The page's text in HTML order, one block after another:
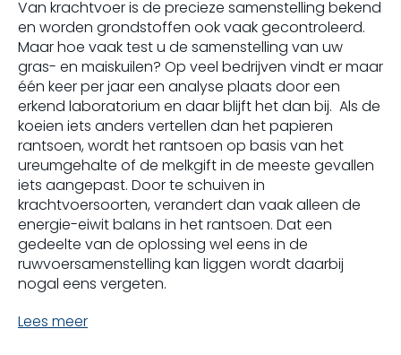
Van krachtvoer is de precieze samenstelling bekend
en worden grondstoffen ook vaak gecontroleerd.
Maar hoe vaak test u de samenstelling van uw
gras- en maiskuilen? Op veel bedrijven vindt er maar
één keer per jaar een analyse plaats door een
erkend laboratorium en daar blijft het dan bij. Als de
koeien iets anders vertellen dan het papieren
rantsoen, wordt het rantsoen op basis van het
ureumgehalte of de melkgift in de meeste gevallen
iets aangepast. Door te schuiven in
krachtvoersoorten, verandert dan vaak alleen de
energie-eiwit balans in het rantsoen. Dat een
gedeelte van de oplossing wel eens in de
ruwvoersamenstelling kan liggen wordt daarbij
nogal eens vergeten.
Lees meer